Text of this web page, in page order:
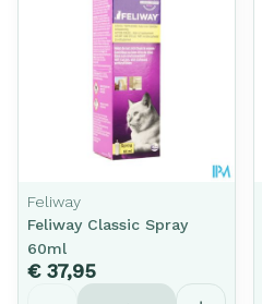
Feliway
Feliway Classic Spray
60ml
€ 37,95
Aantal